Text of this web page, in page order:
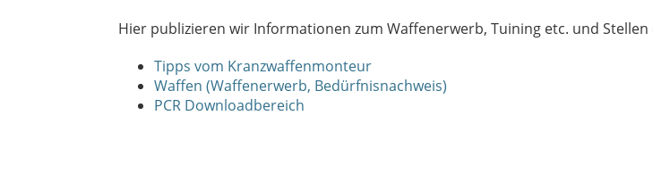
Hier publizieren wir Informationen zum Waffenerwerb, Tuining etc. und
Tipps vom Kranzwaffenmonteur
Waffen (Waffenerwerb, Bedürfnisnachweis)
PCR Downloadbereich